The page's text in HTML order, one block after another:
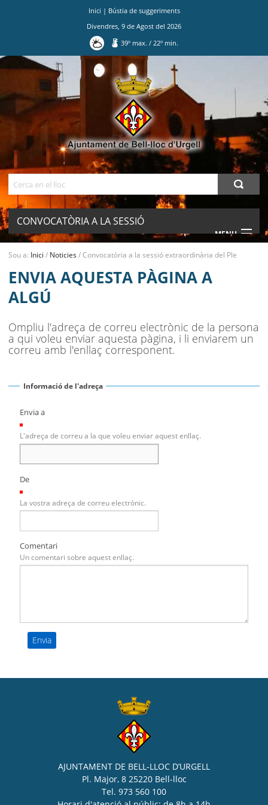
Inici | Bústia de suggeriments
Divendres 9 de Agost del 2026
39º max./ 22º min.
CONVOCATÒRIA A LA SESSIÓ
EXTRAORDINÀRIA DEL PLE
MENU
AJUNTAMENT
MUNICIPI
SEU ELECTRÒNICA
BELL-LLOC SOLUCIONA
Sou a: Inici / Noticies/Convocatòria a la sessió extraordinària del Ple
ENVIA AQUESTA PÀGINA A
ALGÚ
Ompliu l'adreça de correu electrònic de la persona
a qui voleu enviar aquesta pàgina, i li enviarem un
correu amb l'enllaç corresponent.
Informació de l'adreça
Envia a
L'adreça de correu a la que voleu enviar aquest enllaç.
De
La vostra adreça de correu electrònic.
Comentari
Un comentari sobre aquest enllaç.
AJUNTAMENT DE BELL-LLOC D’URGELL
Pl. Major, 8 25220 Bell-lloc
Tel. 973 560 100